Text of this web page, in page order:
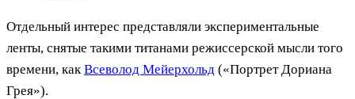
Отдельный интерес представляли экспериментальные
ленты, снятые такими титанами режиссерской мысли того
времени, какВсеволод Мейерхольд («Портрет Дориана
Грея»).